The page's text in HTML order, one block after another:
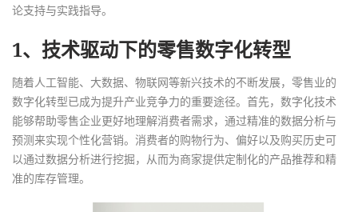
论支持与实践指导。
1、技术驱动下的零售数字化转型
随着人工智能、大数据、物联网等新兴技术的不断发展，零售业的
数字化转型已成为提升产业竞争力的重要途径。首先，数字化技术
能够帮助零售企业更好地理解消费者需求，通过精准的数据分析与
预测来实现个性化营销。消费者的购物行为、偏好以及购买历史可
以通过数据分析进行挖掘，从而为商家提供定制化的产品推荐和精
准的库存管理。